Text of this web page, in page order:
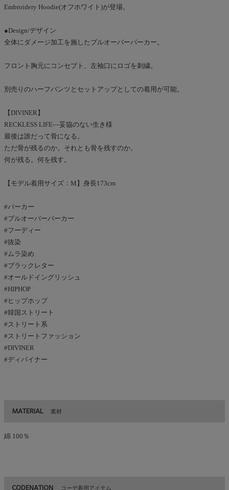
Embroidery Hoodie(オフホワイト)が登場。
●Design/デザイン
全体にダメージ加工を施したプルオーバーパーカー。
フロント胸元にコンセプト、左袖口にロゴを刺繍。
別売りのハーフパンツとセットアップとしての着用が可能。
【DIVINER】
RECKLESS LIFE―妥協のない生き様
最後は誰だって骨になる。
ただ骨が残るのか。それとも骨を残すのか。
何が残る。何を残す。
【モデル着用サイズ：M】身長173cm
#パーカー
#プルオーバーパーカー
#フーディー
#抜染
#ムラ染め
#ブラックレター
#オールドイングリッシュ
#HIPHOP
#ヒップホップ
#韓国ストリート
#ストリート系
#ストリートファッション
#DIVINER
#ディバイナー
MATERIAL 素材
綿 100％
CODENATION コーデ着用アイテム